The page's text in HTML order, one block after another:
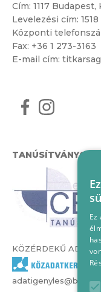
Cím: 1117 Budapest,
Levelezési cím:
Központi
Fax: +36 1 273-3163
E-mail cím:
TANÚSÍTVÁNYOK
KÖZÉRDEKŰ
adatigenyles@bvcs.hu
Ez